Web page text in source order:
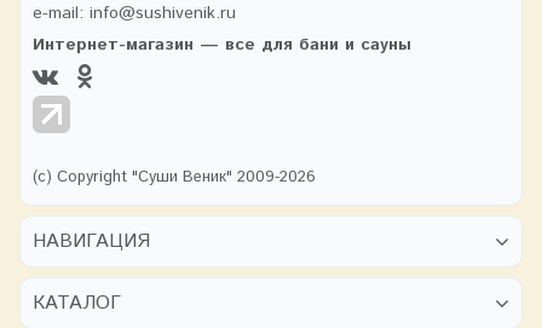
e-mail: info@sushivenik.ru
Интернет-магазин — все для бани и сауны
(с) Copyright "Суши Веник" 2009-2026
НАВИГАЦИЯ
КАТАЛОГ